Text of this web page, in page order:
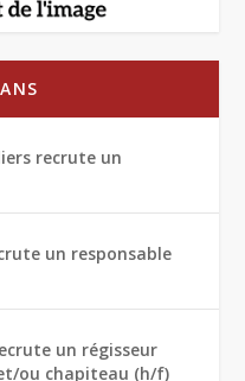
recrute un
un responsable
un régisseur
ou chapiteau (h/f)